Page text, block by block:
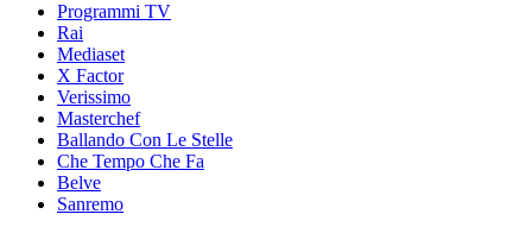
Programmi TV
Rai
Mediaset
X Factor
Verissimo
Masterchef
Ballando Con Le Stelle
Che Tempo Che Fa
Belve
Sanremo